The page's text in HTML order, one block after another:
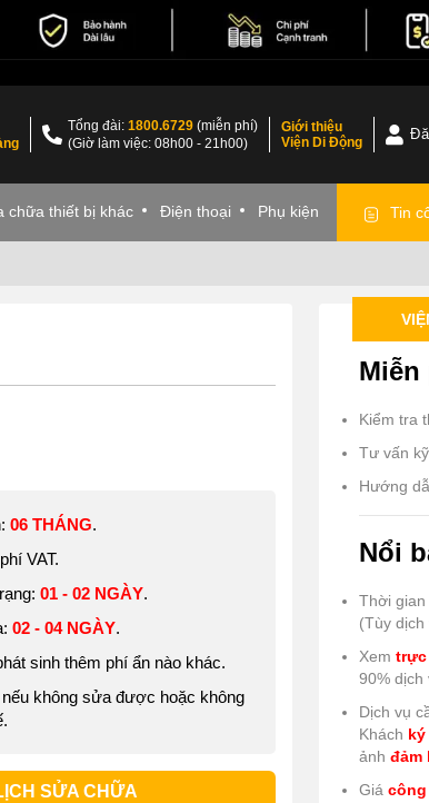
Tổng đài:1800.6729 (miễn phí)
(Giờ làm việc: 08h00 - 21h00)
Giới thiệu
Viện Di Động
chữa thiết bị khác Điện thoại Phụ kiện Tin
06 THÁNG.
VAT.
01 - 02 NGÀY.
02 - 04 NGÀY.
sinh thêm phí ẩn nào khác.
nếu không sửa được hoặc không
SỬA CHỮA
Miễn
Kiểm tra
Tư vấn
Hướng
Nổi
Thời gian
(Tùy dịch
Xem trực
90% dịch
Dịch vụ
Khách ký
ảnh đảm
Giá công